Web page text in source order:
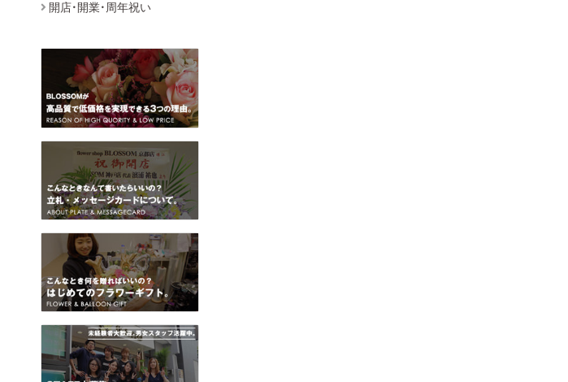
開店・開業・周年祝い